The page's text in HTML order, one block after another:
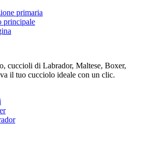
primaria
principale
cuccioli di Labrador, Maltese, Boxer,
il tuo cucciolo ideale con un clic.